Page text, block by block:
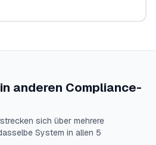
anderen Compliance-
sich über mehrere
System in allen 5